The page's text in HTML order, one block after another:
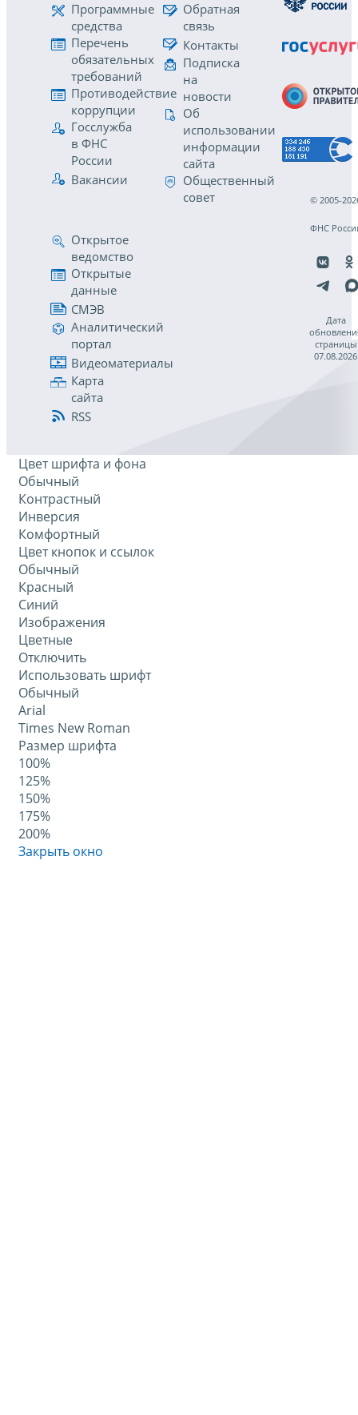
Программные
средства
Перечень
обязательных
требований
Противодействие
коррупции
Госслужба
в ФНС
России
Вакансии
Обратная
связь
Контакты
Подписка
на
новости
Об
использовании
информации
сайта
Общественный
совет
Открытое
ведомство
Открытые
данные
СМЭВ
Аналитический
портал
Видеоматериалы
Карта
сайта
RSS
© 2005-
ФНС
Дата
страницы
07.08.2026
Цвет шрифта и фона
Обычный
Контрастный
Инверсия
Комфортный
Цвет кнопок и ссылок
Обычный
Красный
Синий
Изображения
Цветные
Отключить
Использовать шрифт
Обычный
Arial
Times New Roman
Размер шрифта
100%
125%
150%
175%
200%
Закрыть окно